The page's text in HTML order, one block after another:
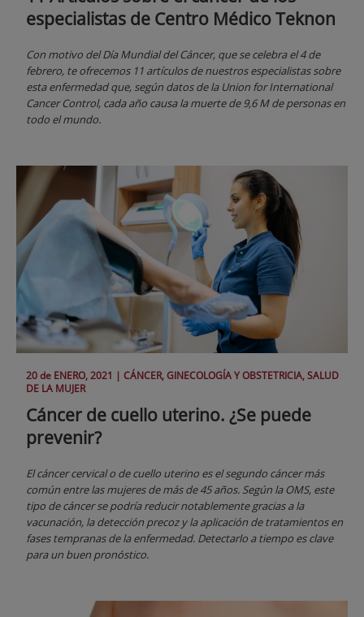
especialistas de Centro Médico Teknon
Con motivo del Día Mundial del Cáncer, que se celebra el 4 de
febrero, te ofrecemos 11 artículos de nuestros especialistas sobre
esta enfermedad que, según datos de la Union for International
Cancer Control, cada año causa la muerte de 9,6 M de personas en
todo el mundo.
20 de ENERO, 2021 | CÁNCER, GINECOLOGÍA Y OBSTETRICIA, SALUD
DE LA MUJER
Cáncer de cuello uterino. ¿Se puede
prevenir?
El cáncer cervical o de cuello uterino es el segundo cáncer más
común entre las mujeres de más de 45 años. Según la OMS, este
tipo de cáncer se podría reducir notablemente gracias a la
vacunación, la detección precoz y la aplicación de tratamientos en
fases tempranas de la enfermedad. Detectarlo a tiempo es clave
para un buen pronóstico.